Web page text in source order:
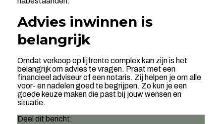
Advies inwinnen is
belangrijk
Omdat verkoop op lijfrente complex kan zijn is het
belangrijk om advies te vragen. Praat met een
financieel adviseur of een notaris. Zij helpen je om alle
voor- en nadelen goed te begrijpen. Zo kun je een
goede keuze maken die past bij jouw wensen en
situatie.
Deel dit bericht: